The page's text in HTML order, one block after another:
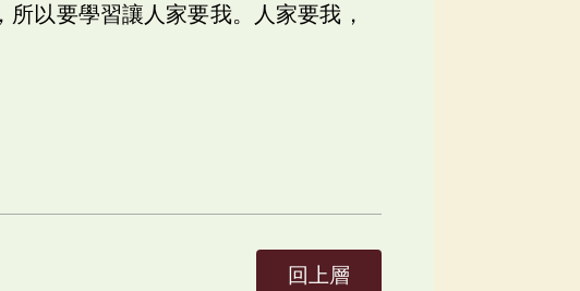
以要學習讓人家要我。人家要我，
回上層